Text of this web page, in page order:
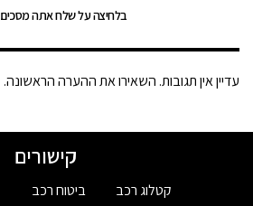
בלחיצה על שלח אתה מסכים
עדיין אין תגובות. השאירו את ההערה הראשונה.
קישורים
קטלוג רכב
ביטוח רכב